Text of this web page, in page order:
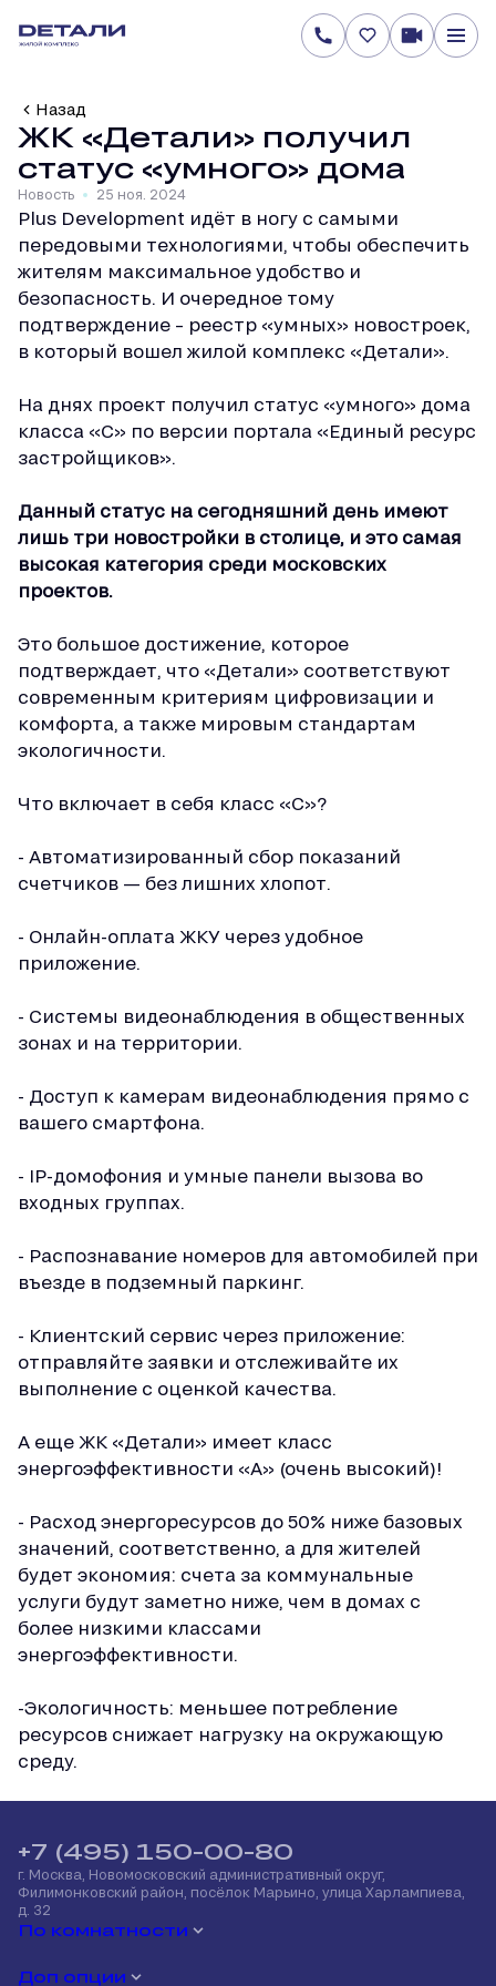
Назад
ЖК «Детали» получил
статус «умного» дома
Новость 25 ноя. 2024
Plus Development идёт в ногу с самыми
передовыми технологиями, чтобы обеспечить
жителям максимальное удобство и
безопасность. И очередное тому
подтверждение – реестр «умных» новостроек,
в который вошел жилой комплекс «Детали».
На днях проект получил статус «умного» дома
класса «С» по версии портала «Единый ресурс
застройщиков».
Данный статус на сегодняшний день имеют
лишь три новостройки в столице, и это самая
высокая категория среди московских
проектов.
Это большое достижение, которое
подтверждает, что «Детали» соответствуют
современным критериям цифровизации и
комфорта, а также мировым стандартам
экологичности.
Что включает в себя класс «С»?
- Автоматизированный сбор показаний
счетчиков — без лишних хлопот.
- Онлайн-оплата ЖКУ через удобное
приложение.
- Системы видеонаблюдения в общественных
зонах и на территории.
- Доступ к камерам видеонаблюдения прямо с
вашего смартфона.
- IP-домофония и умные панели вызова во
входных группах.
- Распознавание номеров для автомобилей при
въезде в подземный паркинг.
- Клиентский сервис через приложение:
отправляйте заявки и отслеживайте их
выполнение с оценкой качества.
А еще ЖК «Детали» имеет класс
энергоэффективности «А» (очень высокий)!
- Расход энергоресурсов до 50% ниже базовых
значений, соответственно, а для жителей
будет экономия: счета за коммунальные
услуги будут заметно ниже, чем в домах с
более низкими классами
энергоэффективности.
-Экологичность: меньшее потребление
ресурсов снижает нагрузку на окружающую
среду.
По комнатности
Доп опции
+7 (495) 150-00-80
г. Москва, Новомосковский административный округ,
Филимонковский район, посёлок Марьино, улица Харлампиева,
д. 32